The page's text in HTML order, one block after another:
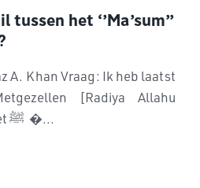
het ‘’Ma’sum’’
A. Khan Vraag: Ik heb laatst
[Radiya Allahu
‘anhum] van de Profeet ﷺ �...